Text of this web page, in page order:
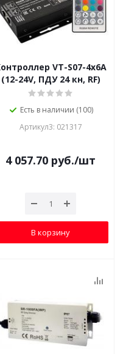
VT-S07-4x6A
(12-24V, ПДУ 24 кн, RF)
Есть в наличии (100)
Артикул3: 021317
4 057.70 руб./шт
В корзину